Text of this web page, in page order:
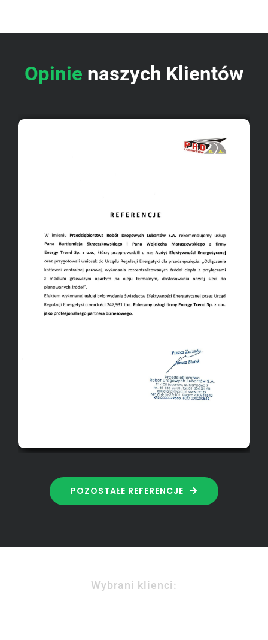
Opinie naszych Klientów
POZOSTAŁE REFERENCJE
Wybrani klienci: